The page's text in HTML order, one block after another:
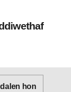
hon